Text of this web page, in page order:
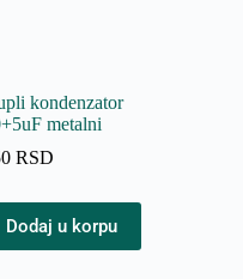
kondenzator
metalni
RSD
Dodaj u korpu